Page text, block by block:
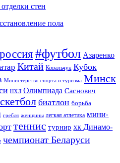
стен
пола
#футбол Азаренко
Китай Ковальчук Кубок
Министерство спорта и туризма Минск
НХЛ Олимпиада Саснович
биатлон борьба
гребля женщины легкая атлетика мини-
теннис турнир хк Динамо-
чемпионат Беларуси